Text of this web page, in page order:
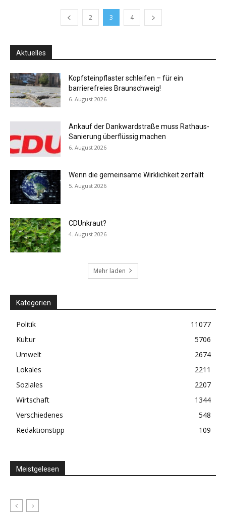
2 3 4
Aktuelles
Kopfsteinpflaster schleifen – für ein
barrierefreies Braunschweig!
6. August 2026
Ankauf der Dankwardstraße muss Rathaus-
Sanierung überflüssig machen
6. August 2026
Wenn die gemeinsame Wirklichkeit zerfällt
5. August 2026
CDUnkraut?
4. August 2026
Mehr laden
Kategorien
Politik
11077
Kultur
5706
Umwelt
2674
Lokales
2211
Soziales
2207
Wirtschaft
1344
Verschiedenes
548
Redaktionstipp
109
Meistgelesen